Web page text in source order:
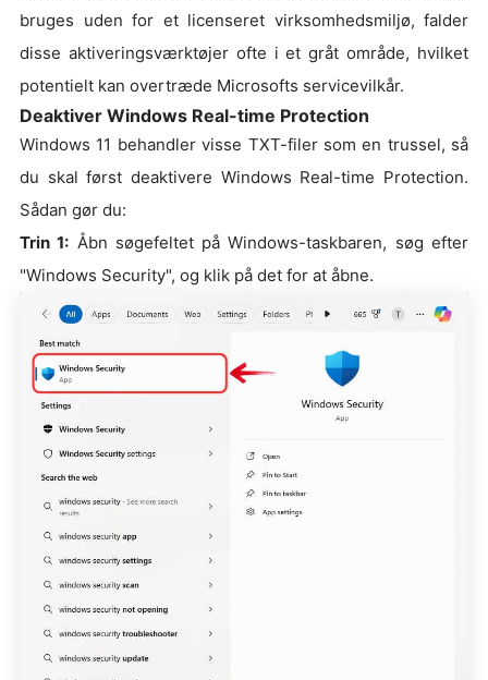
bruges uden for et licenseret virksomhedsmiljø, falder
disse aktiveringsværktøjer ofte i et gråt område, hvilket
potentielt kan overtræde Microsofts servicevilkår.
Deaktiver Windows Real-time Protection
Windows 11 behandler visse TXT-filer som en trussel, så
du skal først deaktivere Windows Real-time Protection.
Sådan gør du:
Trin 1: Åbn søgefeltet på Windows-taskbaren, søg efter
"Windows Security", og klik på det for at åbne.